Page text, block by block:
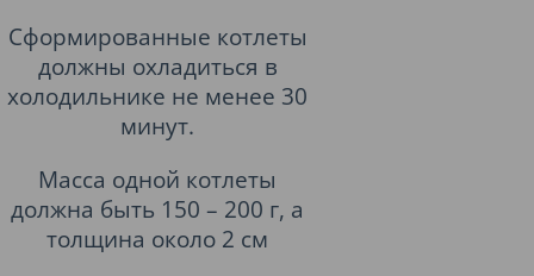
Сформированные котлеты
должны охладиться в
холодильнике не менее 30
минут.
Масса одной котлеты
должна быть 150 – 200 г, а
толщина около 2 см